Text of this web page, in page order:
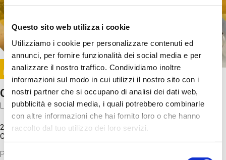
Questo sito web utilizza i cookie
Utilizziamo i cookie per personalizzare contenuti ed
annunci, per fornire funzionalità dei social media e per
analizzare il nostro traffico. Condividiamo inoltre
informazioni sul modo in cui utilizzi il nostro sito con i
nostri partner che si occupano di analisi dei dati web,
pubblicità e social media, i quali potrebbero combinarle
con altre informazioni che hai fornito loro o che hanno
raccolto dal tuo utilizzo dei loro servizi.
Selezione
Image
SUNDAY@STEP
Come funziona il cervello?
Laboratorio
20 Set 2026 / 11:15 - 13:00
Costo
Proveremo a costruire un cervello in cartoncino cercando di